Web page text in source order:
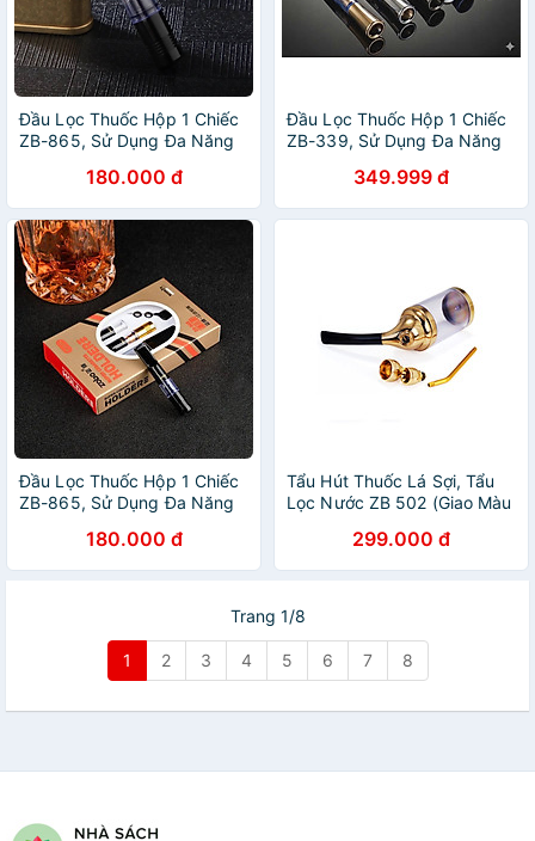
Đầu Lọc Thuốc Hộp 1 Chiếc
ZB-865, Sử Dụng Đa Năng
Lớn & Vừa & Nhỏ , Sử dụng
vĩnh viễn, Đầu lọc hút thuốc,
đầu lọc hút thuốc lá, đầu lọc
khói thuốc
180.000 đ
Đầu Lọc Thuốc Hộp 1 Chiếc
ZB-339, Sử Dụng Đa Năng
Lớn & Vừa & Nhỏ , Sử dụng
vĩnh viễn, Đầu lọc hút thuốc,
đầu lọc hút thuốc lá, đầu lọc
349.999 đ
Đầu Lọc Thuốc Hộp 1 Chiếc
ZB-865, Sử Dụng Đa Năng
Lớn & Vừa & Nhỏ , Sử dụng
vĩnh viễn, Đầu lọc hút thuốc,
180.000 đ
Tẩu Hút Thuốc Lá Sợi, Tẩu
Lọc Nước ZB 502 (Giao Màu
299.000 đ
Trang 1/8
1 2 3 4 5 6 7 8